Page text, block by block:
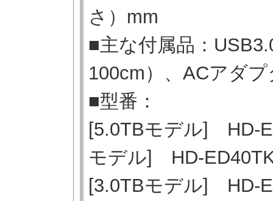
さ）mm
■主な付属品：
100cm）、ACアダ
■型番：
[5.0TBモデル] HD-
モデル] HD-
[3.0TBモデル] HD-